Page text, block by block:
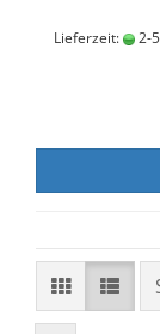
Lieferzeit: 2-